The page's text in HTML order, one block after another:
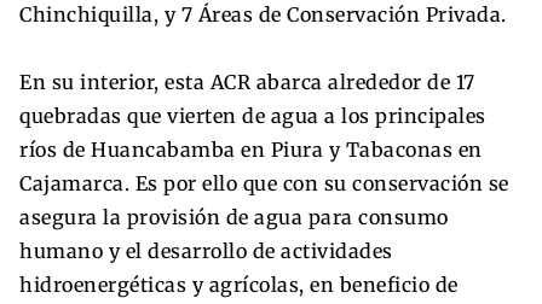
Chinchiquilla, y 7 Áreas de Conservación Privada.
En su interior, esta ACR abarca alrededor de 17
quebradas que vierten de agua a los principales
ríos de Huancabamba en Piura y Tabaconas en
Cajamarca. Es por ello que con su conservación se
asegura la provisión de agua para consumo
humano y el desarrollo de actividades
hidroenergéticas y agrícolas, en beneficio de